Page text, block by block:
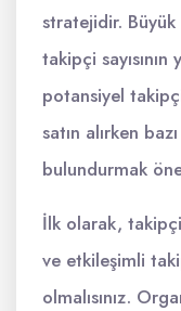
stratejidir.
takipçi
potansiyel
satın alırken
bulundurmak
İlk olarak, takipçi
ve etkileşimli
olmalısınız.